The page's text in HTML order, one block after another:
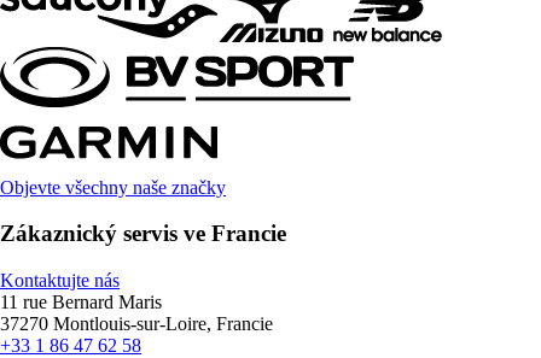
Objevte všechny naše značky
Zákaznický servis ve Francie
Kontaktujte nás
11 rue Bernard Maris
37270 Montlouis-sur-Loire, Francie
+33 1 86 47 62 58